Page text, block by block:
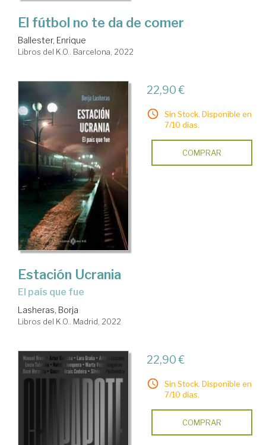
El fútbol no te da de comer
Ballester, Enrique
Libros del K.O.. Barcelona, 2022
22,90 €
Sin Stock. Disponible en
7/10 días.
COMPRAR
Estación Ucrania
el país que fue
Lasheras, Borja
Libros del K.O.. Madrid, 2022
22,90 €
Sin Stock. Disponible en
7/10 días.
COMPRAR